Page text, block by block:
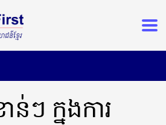
ន់ៗ ក្នុងការ